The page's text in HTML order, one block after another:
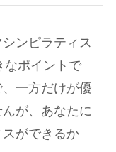
ンピラティス
なポイントで
一方だけが優
が、あなたに
ができるか